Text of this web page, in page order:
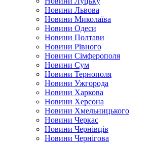
Новини Львова
Новини Миколаїва
Новини Одеси
Новини Полтави
Новини Рівного
Новини Сімферополя
Новини Сум
Новини Тернополя
Новини Ужгорода
Новини Харкова
Новини Херсона
Новини Хмельницького
Новини Черкас
Новини Чернівців
Новини Чернігова